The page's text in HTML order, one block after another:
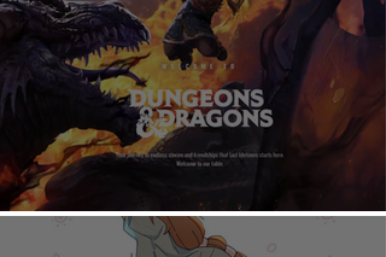
DUNGEONS & DRAGONS ¿TE ATREVES?